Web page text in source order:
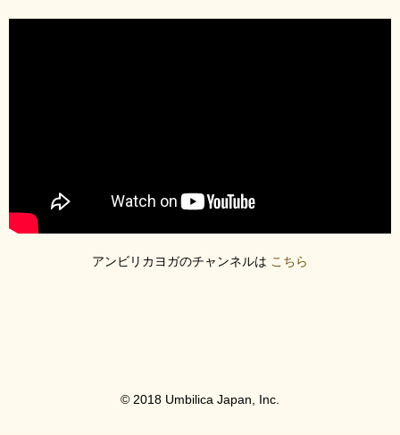
アンビリカヨガのチャンネルは こちら
© 2018 Umbilica Japan, Inc.